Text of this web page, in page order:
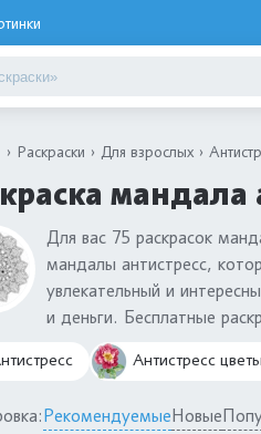
Раскраски Для взрослых
мандала
Для вас 75 раскрасок
мандалы антистресс,
увлекательный и
и деньги. Бесплатные
Антистресс цветы
РекомендуемыеНовые